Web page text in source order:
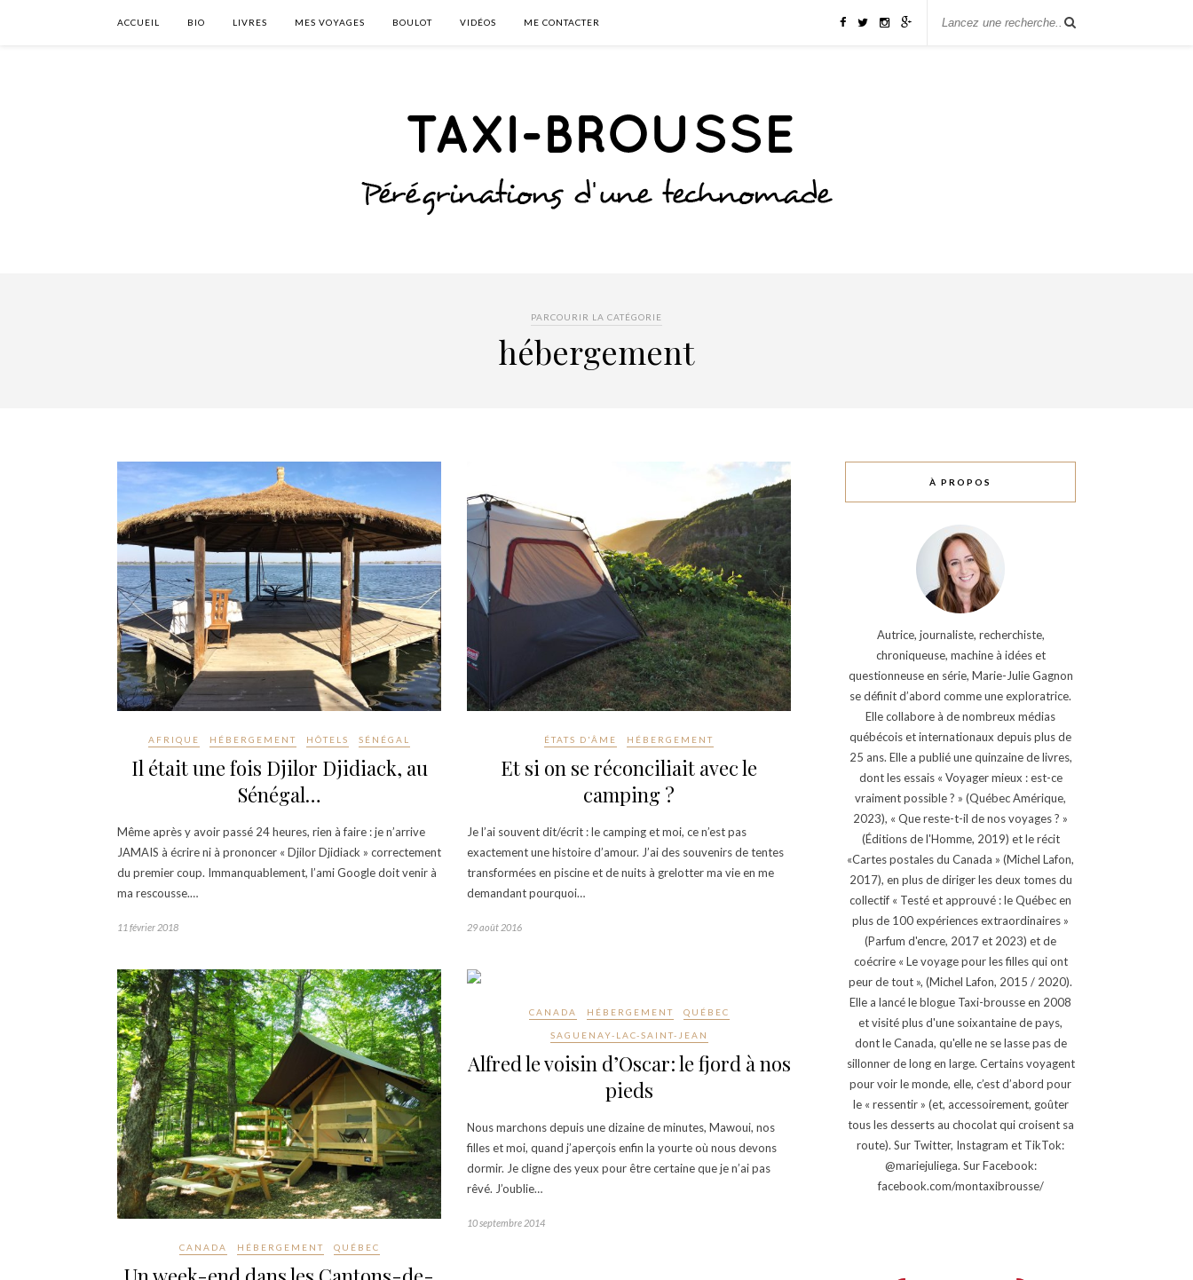
ACCUEIL BIO LIVRES MES VOYAGES BOULOT VIDÉOS ME CONTACTER
PARCOURIR LA CATÉGORIE
hébergement
AFRIQUE HÉBERGEMENT HÔTELS SÉNÉGAL
Il était une fois Djilor Djidiack, au
Sénégal…
Même après y avoir passé 24 heures, rien à faire : je n’arrive
JAMAIS à écrire ni à prononcer « Djilor Djidiack » correctement
du premier coup. Immanquablement, l’ami Google doit venir à
ma rescousse.…
11 février 2018
ÉTATS D'ÂME HÉBERGEMENT
Et si on se réconciliait avec le
camping ?
Je l’ai souvent dit/écrit : le camping et moi, ce n’est pas
exactement une histoire d’amour. J’ai des souvenirs de tentes
transformées en piscine et de nuits à grelotter ma vie en me
demandant pourquoi…
29 août 2016
CANADA HÉBERGEMENT QUÉBEC
CANADA HÉBERGEMENT QUÉBEC
SAGUENAY-LAC-SAINT-JEAN
Alfred le voisin d’Oscar: le fjord à nos
pieds
Nous marchons depuis une dizaine de minutes, Mawoui, nos
filles et moi, quand j’aperçois enfin la yourte où nous devons
dormir. Je cligne des yeux pour être certaine que je n’ai pas
rêvé. J’oublie…
10 septembre 2014
À PROPOS
Autrice, journaliste, recherchiste,
chroniqueuse, machine à idées et
questionneuse en série, Marie-Julie Gagnon
se définit d’abord comme une exploratrice.
Elle collabore à de nombreux médias
québécois et internationaux depuis plus de
25 ans. Elle a publié une quinzaine de livres,
dont les essais « Voyager mieux : est-ce
vraiment possible ? » (Québec Amérique,
2023), « Que reste-t-il de nos voyages ? »
(Éditions de l'Homme, 2019) et le récit
«Cartes postales du Canada » (Michel Lafon,
2017), en plus de diriger les deux tomes du
collectif « Testé et approuvé : le Québec en
plus de 100 expériences extraordinaires »
(Parfum d'encre, 2017 et 2023) et de
coécrire « Le voyage pour les filles qui ont
peur de tout », (Michel Lafon, 2015 / 2020).
Elle a lancé le blogue Taxi-brousse en 2008
et visité plus d'une soixantaine de pays,
dont le Canada, qu'elle ne se lasse pas de
sillonner de long en large. Certains voyagent
pour voir le monde, elle, c’est d’abord pour
le « ressentir » (et, accessoirement, goûter
tous les desserts au chocolat qui croisent sa
route). Sur Twitter, Instagram et TikTok:
@mariejuliega. Sur Facebook:
facebook.com/montaxibrousse/